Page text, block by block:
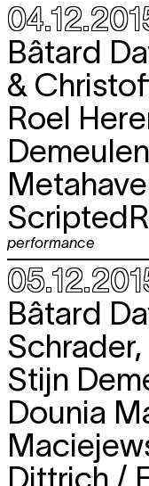
Bâtard
&
Roel
performance
Bâtard
Stijn
Dounia
Dittrich /